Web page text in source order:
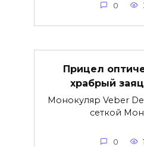
0
Прицел
храбрый
Монокуляр Veber
сеткой
0